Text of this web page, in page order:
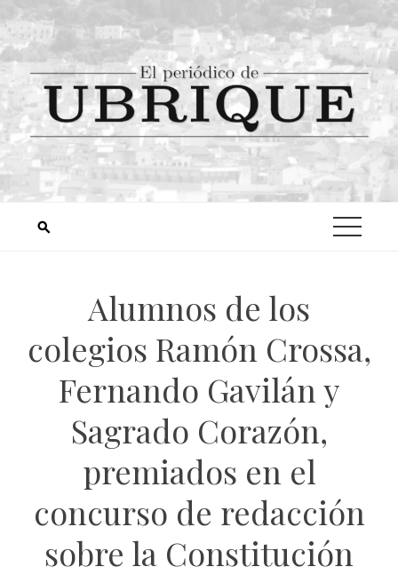
Alumnos de los
colegios Ramón Crossa,
Fernando Gavilán y
Sagrado Corazón,
premiados en el
concurso de redacción
sobre la Constitución